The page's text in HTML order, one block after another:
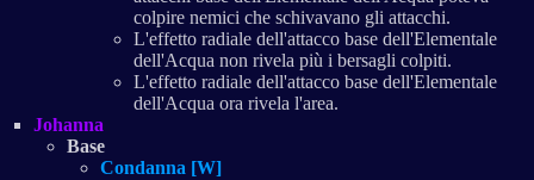
colpire nemici che schivavano gli attacchi.
L'effetto radiale dell'attacco base dell'Elementale
dell'Acqua non rivela più i bersagli colpiti.
L'effetto radiale dell'attacco base dell'Elementale
dell'Acqua ora rivela l'area.
Johanna
Base
Condanna [W]